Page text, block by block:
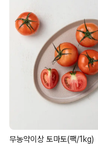
무농약이상 토마토(팩/1kg)